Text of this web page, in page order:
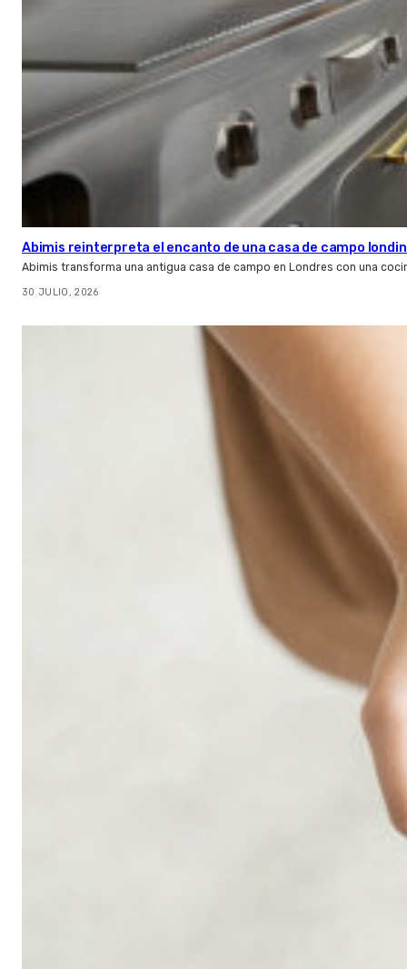
Abimis reinterpreta el encanto de una casa de campo
Abimis transforma una antigua casa de campo en Londres con una
30 JULIO, 2026